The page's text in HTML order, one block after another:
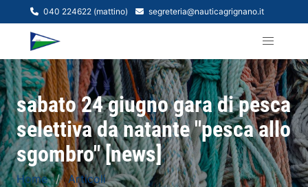
040 224622 (mattino) segreteria@nauticagrignano.it
sabato 24 giugno gara di pesca
selettiva da natante "pesca allo
sgombro" [news]
Home
Articoli